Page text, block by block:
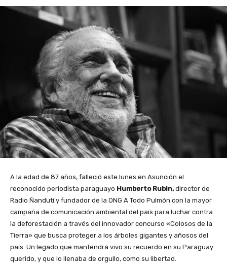
A la edad de 87 años, falleció este lunes en Asunción el
reconocido periodista paraguayo Humberto Rubin,director de
Radio Ñandutí y fundador de la ONG A Todo Pulmón con la mayor
campaña de comunicación ambiental del país para luchar contra
la deforestación a través del innovador concurso «Colosos de la
Tierra» que busca proteger a los árboles gigantes y añosos del
país. Un legado que mantendrá vivo su recuerdo en su Paraguay
querido, y que lo llenaba de orgullo, como su libertad.